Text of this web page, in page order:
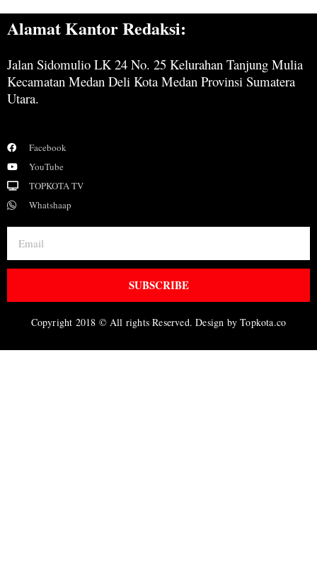
Alamat Kantor Redaksi:
Jalan Sidomulio LK 24 No. 25 Kelurahan Tanjung Mulia
Kecamatan Medan Deli Kota Medan Provinsi Sumatera
Utara.
Facebook
YouTube
TOPKOTA TV
Whatshaap
SUBSCRIBE
Copyright 2018 © All rights Reserved. Design by Topkota.co